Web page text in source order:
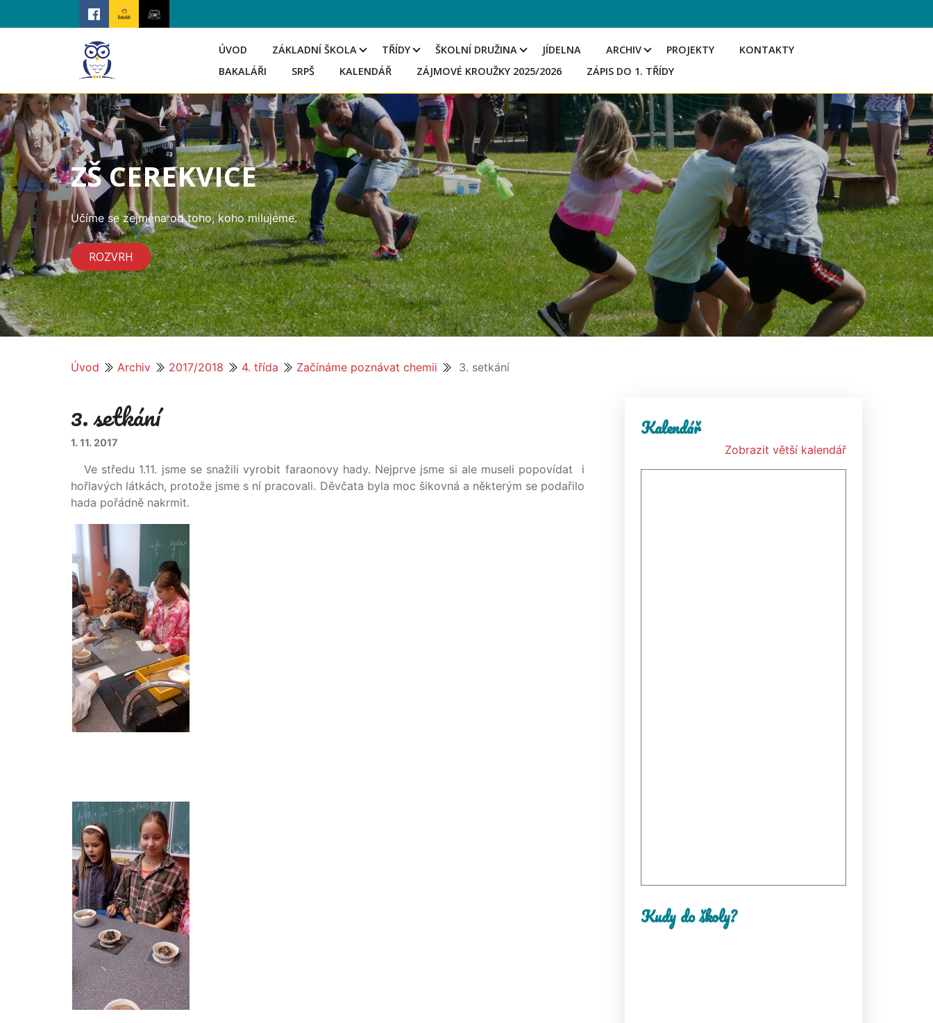
ÚVOD ZÁKLADNÍ ŠKOLA TŘÍDY ŠKOLNÍ DRUŽINA JÍDELNA ARCHIV PROJEKTY
KONTAKTY
BAKALÁŘI
SRPŠ KALENDÁŘ ZÁJMOVÉ KROUŽKY 2025/2026 ZÁPIS DO 1. TŘÍDY
ZŠ CEREKVICE
Učíme se zejména od toho, koho milujeme.
ROZVRH
Úvod Archiv 2017/2018 4. třída Začínáme poznávat chemii 3. setkání
3. setkání
1. 11. 2017
Ve středu 1.11. jsme se snažili vyrobit faraonovy hady. Nejprve jsme si ale museli popovídat i
hořlavých látkách, protože jsme s ní pracovali. Děvčata byla moc šikovná a některým se podařilo
hada pořádně nakrmit.
Kalendář
Zobrazit větší kalendář
Kudy do školy?